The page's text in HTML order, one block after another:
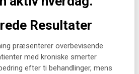
Resultater
præsenterer overbevisende
med kroniske smerter
efter ti behandlinger, mens